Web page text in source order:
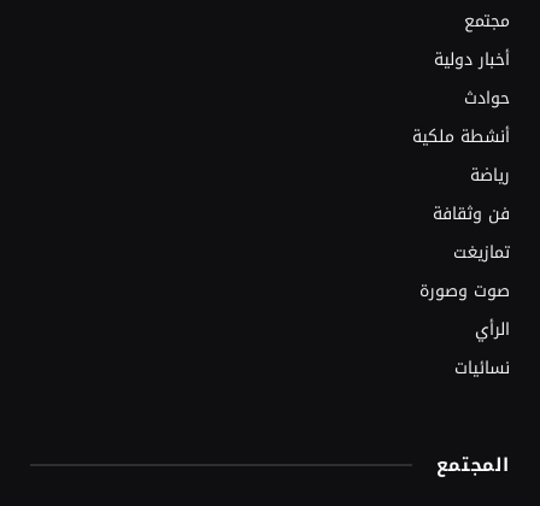
مجتمع
أخبار دولية
حوادث
أنشطة ملكية
رياضة
فن وثقافة
تمازيغت
صوت وصورة
الرأي
نسائيات
المجتمع